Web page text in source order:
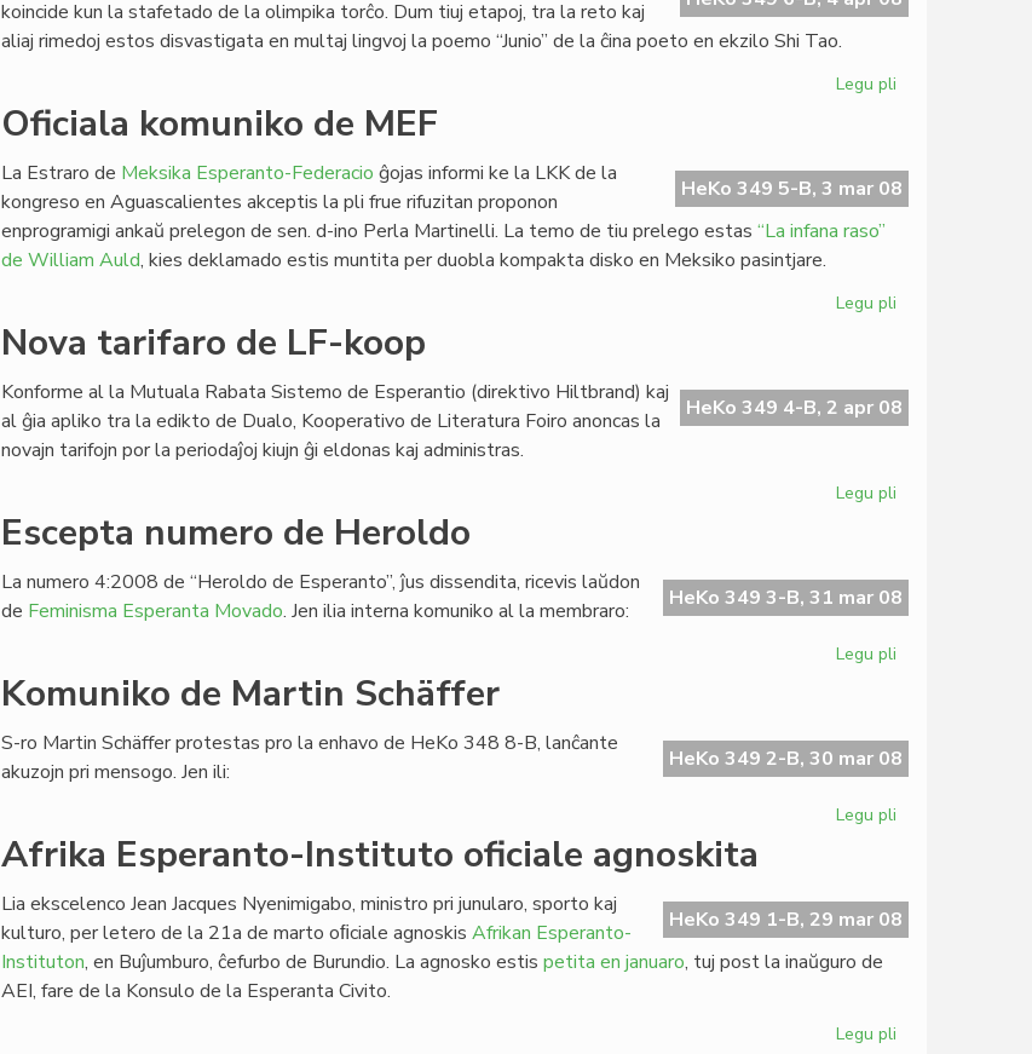
koincide kun la stafetado de la olimpika torĉo. Dum tiuj etapoj, tra la reto kaj
aliaj rimedoj estos disvastigata en multaj lingvoj la poemo “Junio” de la ĉina poeto en ekzilo Shi Tao.
Legu pli
en
Ĉinio
Oficiala komuniko de MEF
HeKo 349 5-B, 3 mar 08
La Estraro de Meksika Esperanto-Federacio ĝojas informi ke la LKK de la
kongreso en Aguascalientes akceptis la pli frue rifuzitan proponon
enprogramigi ankaŭ prelegon de sen. d-ino Perla Martinelli. La temo de tiu prelego estas “La infana raso”
de William Auld, kies deklamado estis muntita per duobla kompakta disko en Meksiko pasintjare.
Legu pli
MEF
Nova tarifaro de LF-koop
HeKo 349 4-B, 2 apr 08
Konforme al la Mutuala Rabata Sistemo de Esperantio (direktivo Hiltbrand) kaj
al ĝia apliko tra la edikto de Dualo, Kooperativo de Literatura Foiro anoncas la
novajn tarifojn por la periodaĵoj kiujn ĝi eldonas kaj administras.
Legu pli
LF-
koop
Escepta numero de Heroldo
HeKo 349 3-B, 31 mar 08
La numero 4:2008 de “Heroldo de Esperanto”, ĵus dissendita, ricevis laŭdon
de Feminisma Esperanta Movado. Jen ilia interna komuniko al la membraro:
Legu pli
Heroldo
Komuniko de Martin Schäffer
HeKo 349 2-B, 30 mar 08
S-ro Martin Schäffer protestas pro la enhavo de HeKo 348 8-B, lanĉante
akuzojn pri mensogo. Jen ili:
Legu pli
Schäffer
Afrika Esperanto-Instituto oficiale agnoskita
HeKo 349 1-B, 29 mar 08
Lia ekscelenco Jean Jacques Nyenimigabo, ministro pri junularo, sporto kaj
kulturo, per letero de la 21a de marto oﬁciale agnoskis Afrikan Esperanto-
Instituton, en Buĵumburo, ĉefurbo de Burundio. La agnosko estis petita en januaro, tuj post la inaŭguro de
AEI, fare de la Konsulo de la Esperanta Civito.
Legu pli